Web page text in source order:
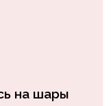
на шары